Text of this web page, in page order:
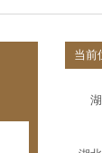
当前
湖